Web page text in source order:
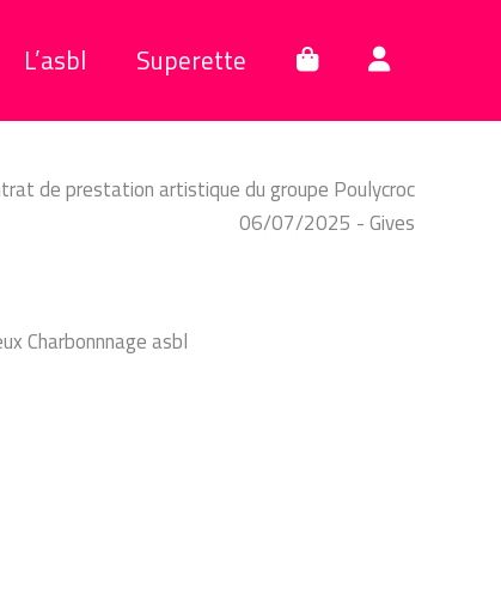
L’asbl Superette
de prestation artistique du groupe Poulycroc
06/07/2025 - Gives
Charbonnnage asbl